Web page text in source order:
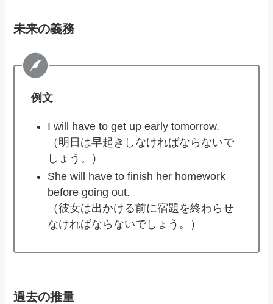
未来の義務
例文
I will have to get up early tomorrow.
（明日は早起きしなければならないで
しょう。）
She will have to finish her homework
before going out.
（彼女は出かける前に宿題を終わらせ
なければならないでしょう。）
過去の推量